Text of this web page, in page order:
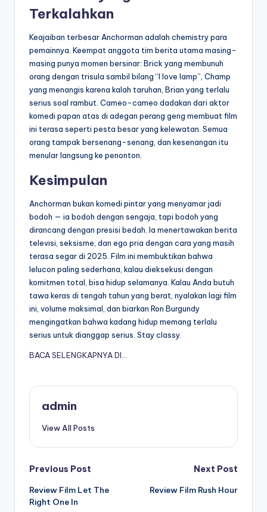
Terkalahkan
Keajaiban terbesar Anchorman adalah chemistry para
pemainnya. Keempat anggota tim berita utama masing-
masing punya momen bersinar: Brick yang membunuh
orang dengan trisula sambil bilang “I love lamp”, Champ
yang menangis karena kalah taruhan, Brian yang terlalu
serius soal rambut. Cameo-cameo dadakan dari aktor
komedi papan atas di adegan perang geng membuat film
ini terasa seperti pesta besar yang kelewatan. Semua
orang tampak bersenang-senang, dan kesenangan itu
menular langsung ke penonton.
Kesimpulan
Anchorman bukan komedi pintar yang menyamar jadi
bodoh — ia bodoh dengan sengaja, tapi bodoh yang
dirancang dengan presisi bedah. Ia menertawakan berita
televisi, seksisme, dan ego pria dengan cara yang masih
terasa segar di 2025. Film ini membuktikan bahwa
lelucon paling sederhana, kalau dieksekusi dengan
komitmen total, bisa hidup selamanya. Kalau Anda butuh
tawa keras di tengah tahun yang berat, nyalakan lagi film
ini, volume maksimal, dan biarkan Ron Burgundy
mengingatkan bahwa kadang hidup memang terlalu
serius untuk dianggap serius. Stay classy.
BACA SELENGKAPNYA DI…
admin
View All Posts
Post
navigation
Previous Post
Review Film Let The
Right One In
Next Post
Review Film Rush Hour